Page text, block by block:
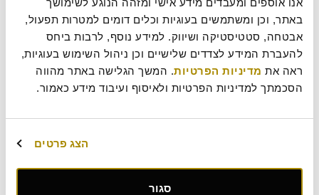
ראה את מדיניות הפרטיות
הסכמתך למדיניות הפרטיות ולאיסוף ועיבוד מידע כאמור.
הצג פרטים
סגור
בעת שליחת טופס זה אני מאשר/ת כי קראתי אתמדיניות
עוד משהו נחמד שכדאי שנדע עלייך?